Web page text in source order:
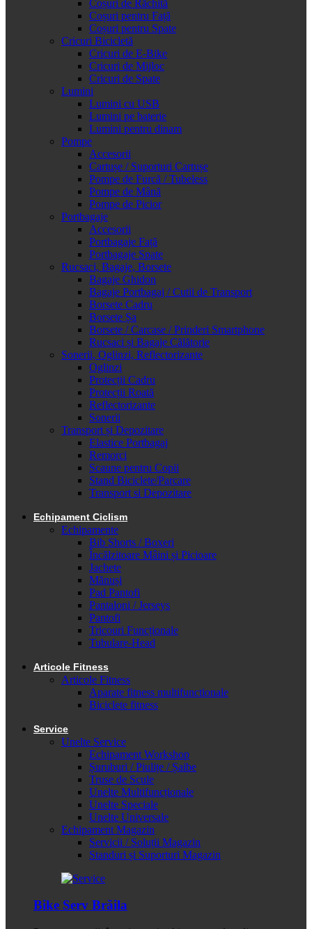
Coșuri de Răchită
Coșuri pentru Față
Coșuri pentru Spate
Cricuri Bicicletă
Cricuri de E-Bike
Cricuri de Mijloc
Cricuri de Spate
Lumini
Lumini cu USB
Lumini pe baterie
Lumini pentru dinam
Pompe
Accesorii
Cartușe / Suporturi Cartușe
Pompe de Furcă / Tubeless
Pompe de Mână
Pompe de Picior
Portbagaje
Accesorii
Portbagaje Față
Portbagaje Spate
Rucsaci, Bagaje, Borsete
Bagaje Ghidon
Bagaje Portbagaj / Cutii de Transport
Borsete Cadru
Borsete Șa
Borsete / Carcase / Prinderi Smartphone
Rucsaci și Bagaje Călătorie
Sonerii, Oglinzi, Reflectorizante
Oglinzi
Protecții Cadru
Protecții Roată
Reflectorizante
Sonerii
Transport și Depozitare
Elastice Portbagaj
Remorci
Scaune pentru Copii
Stand Biciclete/Parcare
Transport si Depozitare
Echipament Ciclism
Echipamente
Bib Shorts / Boxeri
Încălzitoare Mâini și Picioare
Jachete
Mănuși
Pad Pantofi
Pantaloni / Jerseys
Pantofi
Tricouri Funcționale
Tubulare-Head
Articole Fitness
Articole Fitness
Aparate fitness multifunctionale
Biciclete fitness
Service
Unelte Service
Echipament Workshop
Șuruburi / Piulițe / Șaibe
Truse de Scule
Unelte Multifuncționale
Unelte Speciale
Unelte Universale
Echipament Magazin
Servicii / Soluții Magazin
Standuri și Suporturi Magazin
Bike Serv Brăila